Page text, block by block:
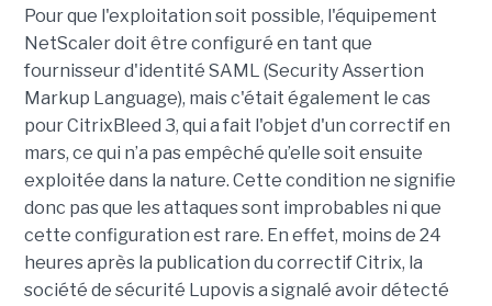
Pour que l'exploitation soit possible, l'équipement
NetScaler doit être configuré en tant que
fournisseur d'identité SAML (Security Assertion
Markup Language), mais c'était également le cas
pour CitrixBleed 3, qui a fait l'objet d'un correctif en
mars, ce qui n’a pas empêché qu’elle soit ensuite
exploitée dans la nature. Cette condition ne signifie
donc pas que les attaques sont improbables ni que
cette configuration est rare. En effet, moins de 24
heures après la publication du correctif Citrix, la
société de sécurité Lupovis a signalé avoir détecté